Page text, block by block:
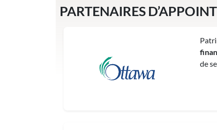
PARTENAIRES D’APPOINT
de